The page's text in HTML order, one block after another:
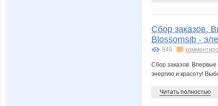
Сбор заказов.
Blossomsib -
849
Сбор заказов.
энергию и красоту!
Читать полностью